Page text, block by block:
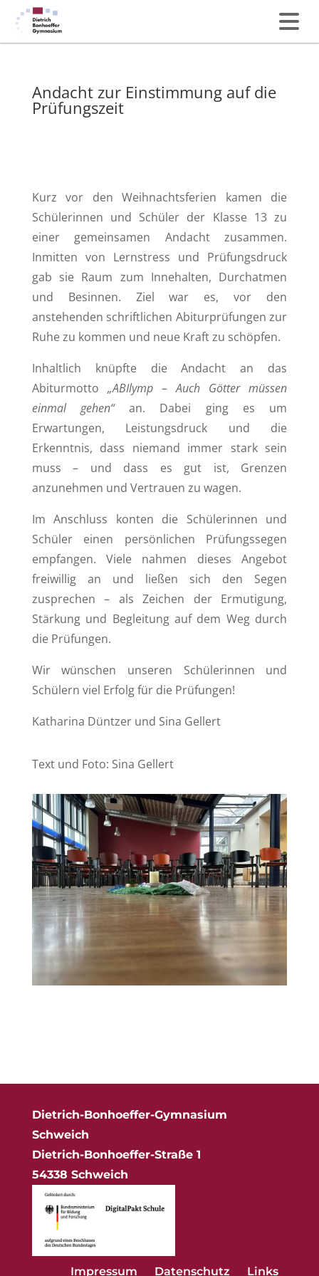
Andacht zur Einstimmung auf die
Prüfungszeit
Kurz vor den Weihnachtsferien kamen die
Schülerinnen und Schüler der Klasse 13 zu
einer gemeinsamen Andacht zusammen.
Inmitten von Lernstress und Prüfungsdruck
gab sie Raum zum Innehalten, Durchatmen
und Besinnen. Ziel war es, vor den
anstehenden schriftlichen Abiturprüfungen zur
Ruhe zu kommen und neue Kraft zu schöpfen.
Inhaltlich knüpfte die Andacht an das
Abiturmotto „ABIlymp – Auch Götter müssen
einmal gehen“an. Dabei ging es um
Erwartungen, Leistungsdruck und die
Erkenntnis, dass niemand immer stark sein
muss – und dass es gut ist, Grenzen
anzunehmen und Vertrauen zu wagen.
Im Anschluss konten die Schülerinnen und
Schüler einen persönlichen Prüfungssegen
empfangen. Viele nahmen dieses Angebot
freiwillig an und ließen sich den Segen
zusprechen – als Zeichen der Ermutigung,
Stärkung und Begleitung auf dem Weg durch
die Prüfungen.
Wir wünschen unseren Schülerinnen und
Schülern viel Erfolg für die Prüfungen!
Katharina Düntzer und Sina Gellert
Text und Foto: Sina Gellert
Dietrich-Bonhoeffer-Gymnasium
Schweich
Dietrich-Bonhoeffer-Straße 1
54338 Schweich
Impressum Datenschutz Links